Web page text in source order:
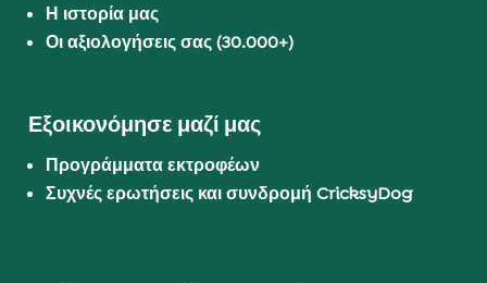
Η ιστορία μας
Οι αξιολογήσεις σας (30.000+)
Εξοικονόμησε μαζί μας
Προγράμματα εκτροφέων
Συχνές ερωτήσεις και συνδρομή CricksyDog